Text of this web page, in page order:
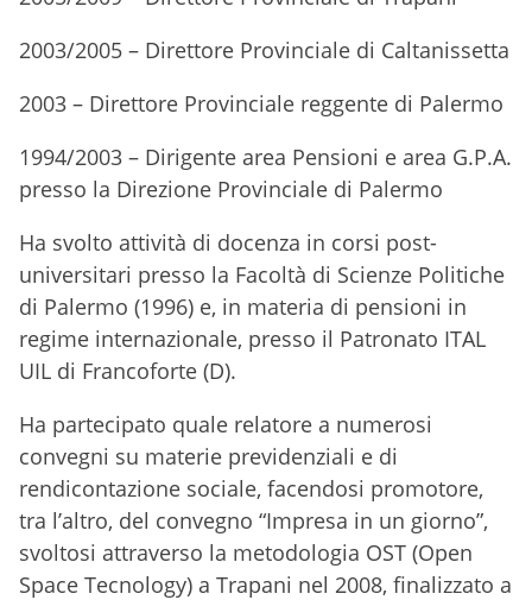
2003/2005 – Direttore Provinciale di Caltanissetta
2003 – Direttore Provinciale reggente di Palermo
1994/2003 – Dirigente area Pensioni e area G.P.A.
presso la Direzione Provinciale di Palermo
Ha svolto attività di docenza in corsi post-
universitari presso la Facoltà di Scienze Politiche
di Palermo (1996) e, in materia di pensioni in
regime internazionale, presso il Patronato ITAL
UIL di Francoforte (D).
Ha partecipato quale relatore a numerosi
convegni su materie previdenziali e di
rendicontazione sociale, facendosi promotore,
tra l’altro, del convegno “Impresa in un giorno”,
svoltosi attraverso la metodologia OST (Open
Space Tecnology) a Trapani nel 2008, finalizzato a